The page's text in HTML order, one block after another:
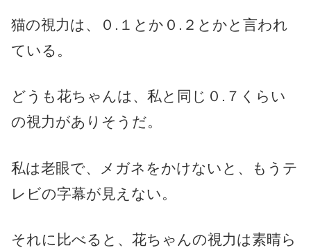
猫の視力は、０.１とか０.２とかと言われ
ている。
どうも花ちゃんは、私と同じ０.７くらい
の視力がありそうだ。
私は老眼で、メガネをかけないと、もうテ
レビの字幕が見えない。
それに比べると、花ちゃんの視力は素晴ら